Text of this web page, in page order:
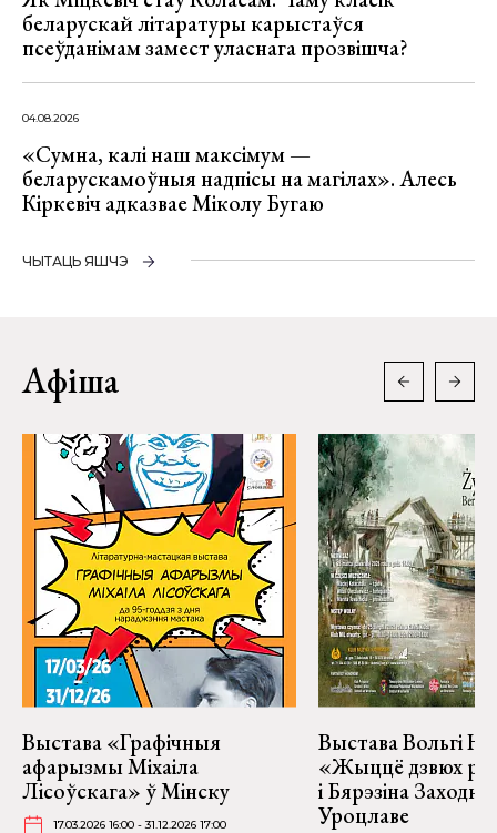
беларускай літаратуры карыстаўся
псеўданімам замест уласнага прозвішча?
04.08.2026
«Сумна, калі наш максімум —
беларускамоўныя надпісы на магілах». Алесь
Кіркевіч адказвае Міколу Бугаю
ЧЫТАЦЬ ЯШЧЭ
Афіша
Выстава «Графічныя
афарызмы Міхаіла
Лісоўскага» ў Мінску
17.03.2026 16:00 - 31.12.2026 17:00
Выстава Вольгі
«Жыццё дзвюх
і Бярэзіна
Уроцлаве